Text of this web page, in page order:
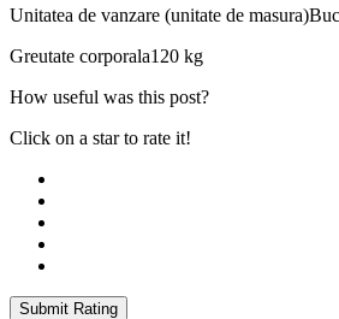
Unitatea de vanzare (unitate de masura)Buc
Greutate corporala120 kg
How useful was this post?
Click on a star to rate it!
Submit Rating